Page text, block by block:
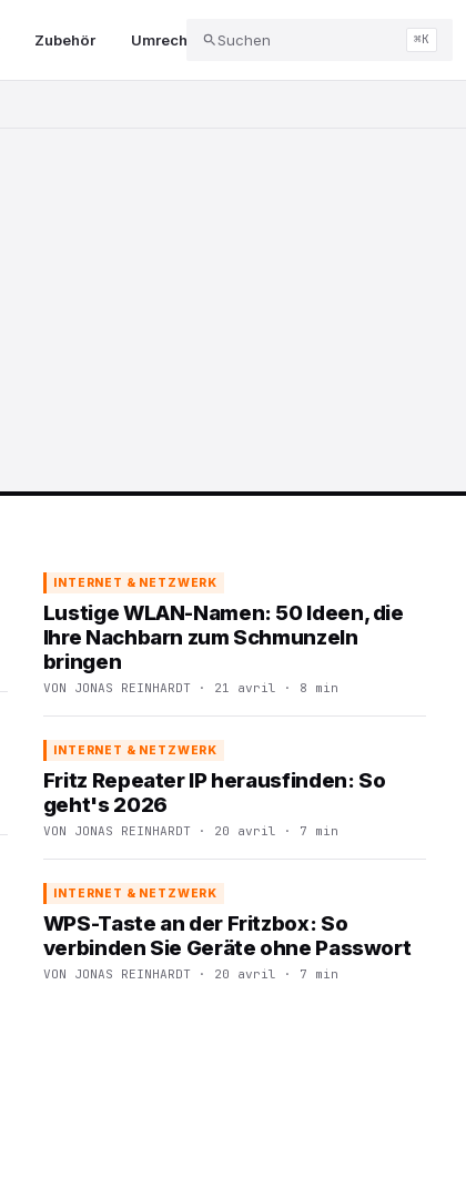
Zubehör Umrechner & Tools Abo & Kündigung
Suchen ⌘K
INTERNET & NETZWERK
Lustige WLAN-Namen: 50 Ideen, die
Ihre Nachbarn zum Schmunzeln
bringen
VON JONAS REINHARDT · 21 avril · 8 min
INTERNET & NETZWERK
Fritz Repeater IP herausfinden: So
geht's 2026
VON JONAS REINHARDT · 20 avril · 7 min
INTERNET & NETZWERK
WPS-Taste an der Fritzbox: So
verbinden Sie Geräte ohne Passwort
VON JONAS REINHARDT · 20 avril · 7 min